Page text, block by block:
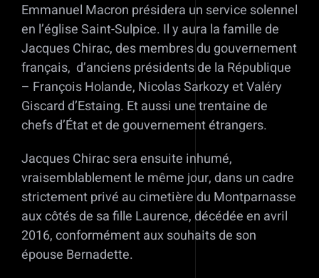
Emmanuel Macron présidera un service solennel
en l’église Saint-Sulpice. Il y aura la famille de
Jacques Chirac, des membres du gouvernement
français, d’anciens présidents de la République
– François Holande, Nicolas Sarkozy et Valéry
Giscard d’Estaing. Et aussi une trentaine de
chefs d’État et de gouvernement étrangers.
Jacques Chirac sera ensuite inhumé,
vraisemblablement le même jour, dans un cadre
strictement privé au cimetière du Montparnasse
aux côtés de sa fille Laurence, décédée en avril
2016, conformément aux souhaits de son
épouse Bernadette.